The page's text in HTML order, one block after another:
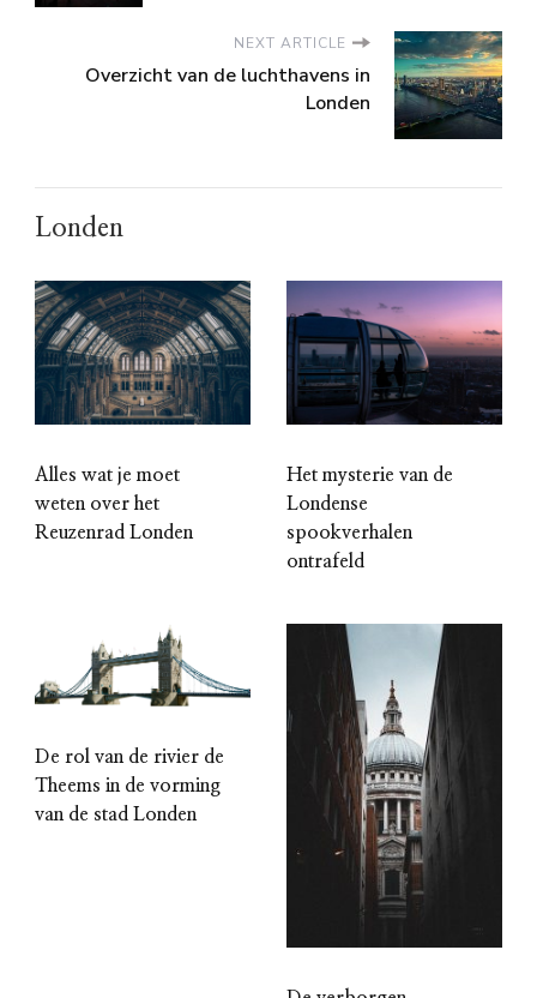
NEXT ARTICLE
Overzicht van de luchthavens in
Londen
Londen
Alles wat je moet
weten over het
Reuzenrad Londen
Het mysterie van de
Londense
spookverhalen
ontrafeld
De rol van de rivier de
Theems in de vorming
van de stad Londen